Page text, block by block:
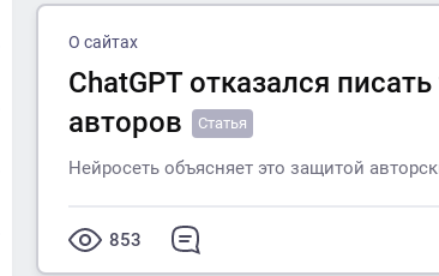
О сайтах
ChatGPT отказался
авторов
Статья
Нейросеть объясняет это защитой
853